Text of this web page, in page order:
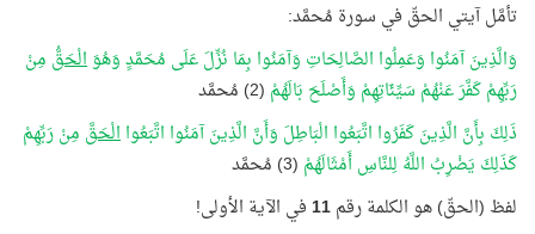
تأمَّل آيتي الحقّ في سورة مُحمَّد:
وَالَّذِينَ آمَنُوا وَعَمِلُوا الصَّالِحَاتِ وَآمَنُوا بِمَا نُزِّلَ عَلَى مُحَمَّدٍ وَهُوَالْحَقُّ مِنْ
رَبِّهِمْ كَفَّرَ عَنْهُمْ سَيِّئَاتِهِمْ وَأَصْلَحَ بَالَهُمْ (2) مُحمَّد
ذَلِكَ بِأَنَّ الَّذِينَ كَفَرُوا اتَّبَعُوا الْبَاطِلَ وَأَنَّ الَّذِينَ آمَنُوا اتَّبَعُواالْحَقَّ مِنْ رَبِّهِمْ
كَذَلِكَ يَضْرِبُ اللَّهُ لِلنَّاسِ أَمْثَالَهُمْ (3) مُحمَّد
لفظ (الحقّ) هو الكلمة رقم11في الآية الأولى!